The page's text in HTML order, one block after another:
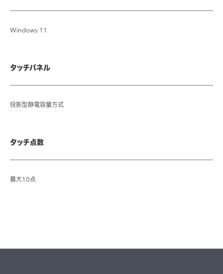
Windows 11
タッチパネル
投影型静電容量方式
タッチ点数
最大10点